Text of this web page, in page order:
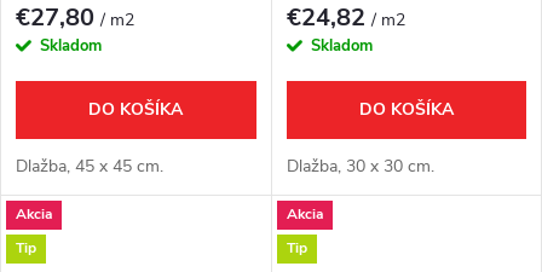
€27,80/ m2
Skladom
DO KOŠÍKA
Dlažba, 45 x 45 cm.
€24,82/ m2
Skladom
DO KOŠÍKA
Dlažba, 30 x 30 cm.
Akcia
Tip
Akcia
Tip